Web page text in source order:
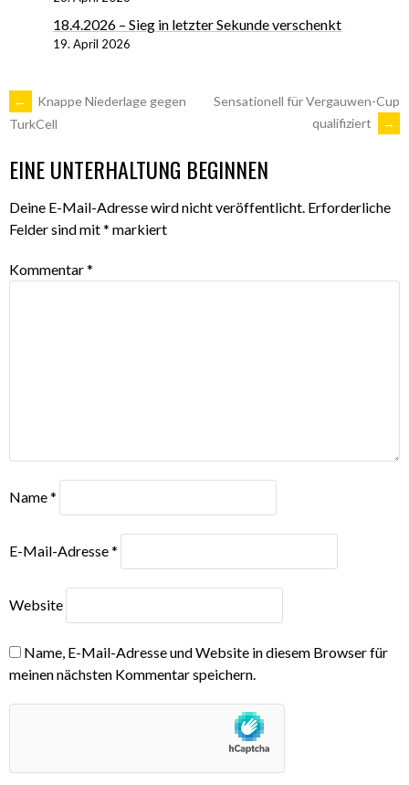
18.4.2026 – Sieg in letzter Sekunde verschenkt
19. April 2026
ARTIKEL-
NAVIGATION
←
Knappe Niederlage gegen
TurkCell
Sensationell für Vergauwen-Cup
qualifiziert
→
EINE UNTERHALTUNG BEGINNEN
Deine E-Mail-Adresse wird nicht veröffentlicht. Erforderliche
Felder sind mit* markiert
Kommentar*
Name*
E-Mail-Adresse*
Website
Name, E-Mail-Adresse und Website in diesem Browser für
meinen nächsten Kommentar speichern.